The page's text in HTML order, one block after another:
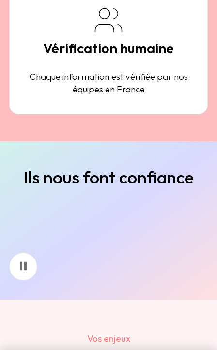
Vérification humaine
Chaque information est vérifiée par nos
équipes en France
Ils nous font confiance
Vos enjeux